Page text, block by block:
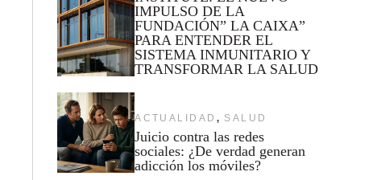
IMPULSO DE LA
FUNDACIÓN” LA CAIXA”
PARA ENTENDER EL
SISTEMA INMUNITARIO Y
TRANSFORMAR LA SALUD
ACTUALIDAD , SALUD
Juicio contra las redes
sociales: ¿De verdad generan
adicción los móviles?